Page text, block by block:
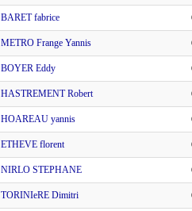
BARET fabrice
METRO Frange Yannis
BOYER Eddy
HASTREMENT Robert
HOAREAU yannis
ETHEVE florent
NIRLO STEPHANE
TORINIeRE Dimitri